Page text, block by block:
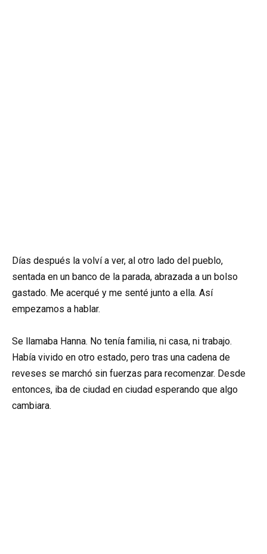
Días después la volví a ver, al otro lado del pueblo,
sentada en un banco de la parada, abrazada a un bolso
gastado. Me acerqué y me senté junto a ella. Así
empezamos a hablar.
Se llamaba Hanna. No tenía familia, ni casa, ni trabajo.
Había vivido en otro estado, pero tras una cadena de
reveses se marchó sin fuerzas para recomenzar. Desde
entonces, iba de ciudad en ciudad esperando que algo
cambiara.